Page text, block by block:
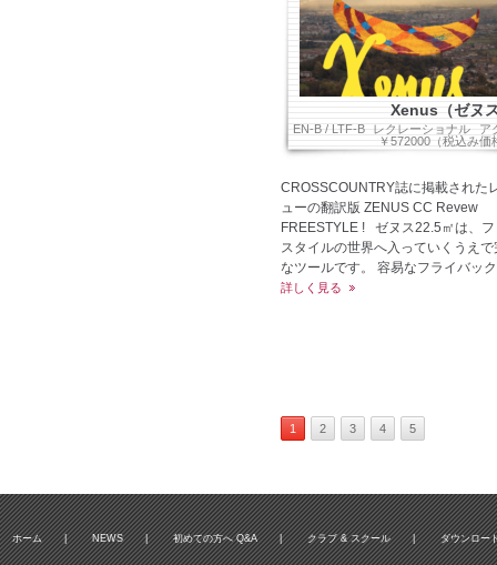
Xenus（ゼヌ
EN-B / LTF-B レクレーショナル
ア
￥572000（税込み価
CROSSCOUNTRY誌に掲載された
ューの翻訳版 ZENUS CC Revew
FREESTYLE ! ゼヌス22.5㎡は、フ
スタイルの世界へ入っていくうえで
なツールです。 容易なフライバッ
詳しく見る
1 2 3 4 5
ホーム | NEWS | 初めての方へ Q&A | クラブ & スクール | ダウンロー